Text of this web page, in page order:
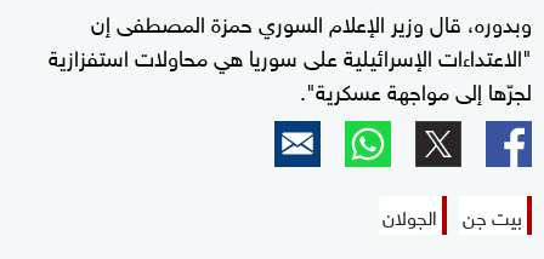
وبدوره، قال وزير الإعلام السوري حمزة المصطفى إن
"الاعتداءات الإسرائيلية على سوريا هي محاولات استفزازية
لجرّها إلى مواجهة عسكرية".
بيت جن الجولان